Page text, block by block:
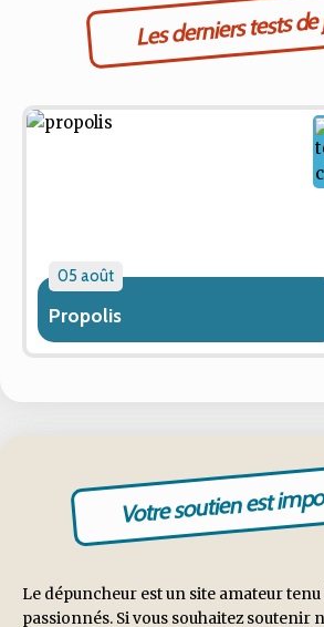
Les derniers tests
05 août
Propolis
Votre soutien est
Le dépuncheur est un site amateur tenu
passionnés. Si vous souhaitez soutenir